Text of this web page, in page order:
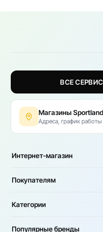
ВСЕ
Магазины
Адреса, график
Интернет-магазин
Покупателям
Категории
Популярные бренды